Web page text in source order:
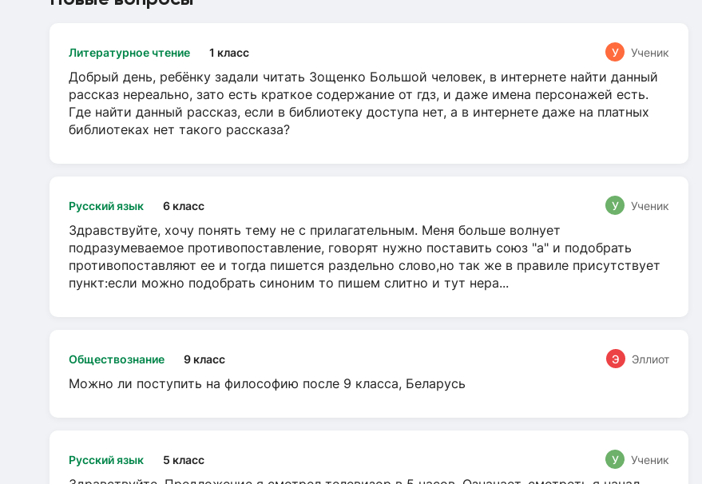
Литературное чтение 1 класс У Ученик
Добрый день, ребёнку задали читать Зощенко Большой человек, в интернете найти данный
рассказ нереально, зато есть краткое содержание от гдз, и даже имена персонажей есть.
Где найти данный рассказ, если в библиотеку доступа нет, а в интернете даже на платных
библиотеках нет такого рассказа?
Русский язык 6 класс У Ученик
Здравствуйте, хочу понять тему не с прилагательным. Меня больше волнует
подразумеваемое противопоставление, говорят нужно поставить союз "а" и подобрать
противопоставляют ее и тогда пишется раздельно слово,но так же в правиле присутствует
пункт:если можно подобрать синоним то пишем слитно и тут нера...
Обществознание 9 класс Э Эллиот
Можно ли поступить на философию после 9 класса, Беларусь
Русский язык 5 класс У Ученик